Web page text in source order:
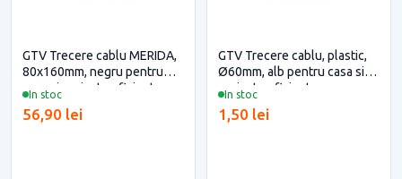
In stoc
GTV Trecere cablu MERIDA,
80x160mm, negru pentru
casa si proiecte eficiente
56,90 lei
In stoc
GTV Trecere cablu, plastic,
Ø60mm, alb pentru casa si
proiecte eficiente
1,50 lei